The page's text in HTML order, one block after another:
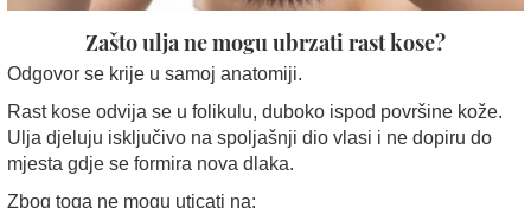
Zašto ulja ne mogu ubrzati rast kose?
Odgovor se krije u samoj anatomiji.
Rast kose odvija se u folikulu, duboko ispod površine kože.
Ulja djeluju isključivo na spoljašnji dio vlasi i ne dopiru do
mjesta gdje se formira nova dlaka.
Zbog toga ne mogu uticati na: